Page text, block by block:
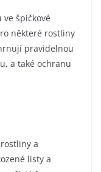
špičkové
některé rostliny
pravidelnou
a také ochranu
a
listy a